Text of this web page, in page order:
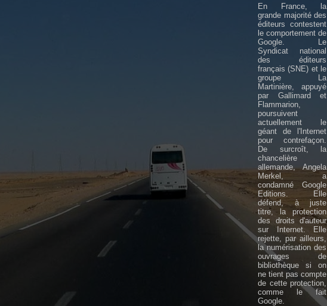
En France, la
grande majorité des
éditeurs contestent
le comportement de
Google. Le
Syndicat national
des éditeurs
français (SNE) et le
groupe La
Martinière, appuyé
par Gallimard et
Flammarion,
poursuivent
actuellement le
géant de l'Internet
pour contrefaçon.
De surcroît, la
chancelière
allemande, Angela
Merkel, a
condamné Google
Editions. Elle
défend, à juste
titre, la protection
des droits d'auteur
sur Internet. Elle
rejette, par ailleurs,
la numérisation des
ouvrages de
bibliothèque si on
ne tient pas compte
de cette protection,
comme le fait
Google.